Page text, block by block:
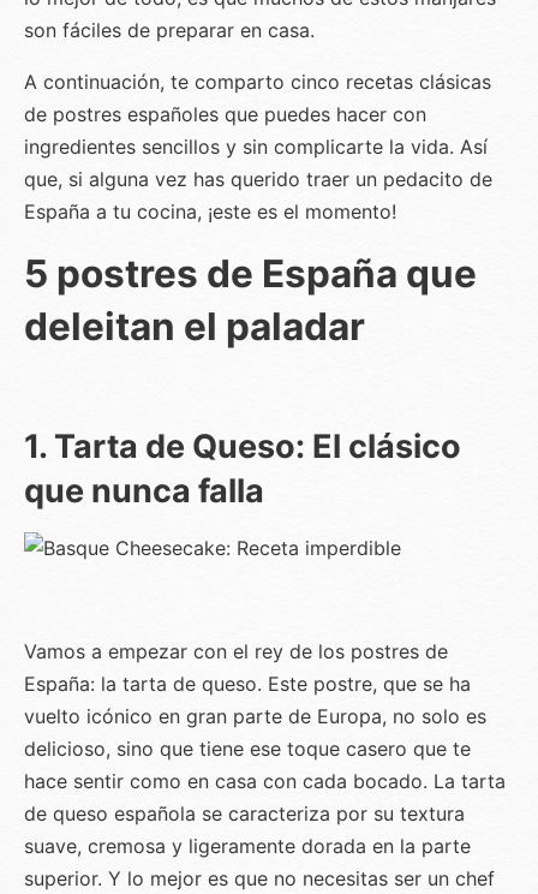
son fáciles de preparar en casa.
A continuación, te comparto cinco recetas clásicas
de postres españoles que puedes hacer con
ingredientes sencillos y sin complicarte la vida. Así
que, si alguna vez has querido traer un pedacito de
España a tu cocina, ¡este es el momento!
5 postres de España que
deleitan el paladar
1. Tarta de Queso: El clásico
que nunca falla
Vamos a empezar con el rey de los postres de
España: la tarta de queso. Este postre, que se ha
vuelto icónico en gran parte de Europa, no solo es
delicioso, sino que tiene ese toque casero que te
hace sentir como en casa con cada bocado. La tarta
de queso española se caracteriza por su textura
suave, cremosa y ligeramente dorada en la parte
superior. Y lo mejor es que no necesitas ser un chef